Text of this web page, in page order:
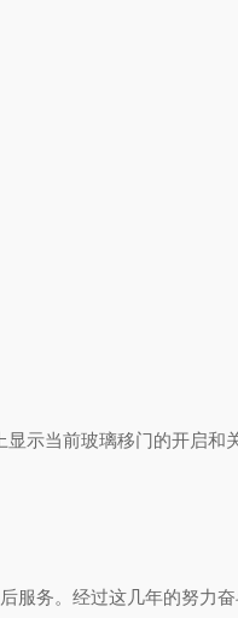
示当前玻璃移门的开启和
务。经过这几年的努力奋